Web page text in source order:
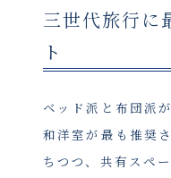
三世代旅行に
ト
ベッド派と布団派
和洋室が最も推奨
ちつつ、共有スペ